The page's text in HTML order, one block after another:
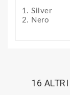
Silver
Nero
16